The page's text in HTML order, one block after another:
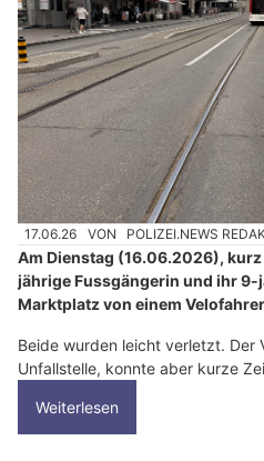
17.06.26 VON POLIZEI.NEWS
Am Dienstag (16.06.2026),
jährige Fussgängerin und ihr 9-
Marktplatz von einem
Beide wurden leicht verletzt. Der
Unfallstelle, konnte aber kurze
Weiterlesen